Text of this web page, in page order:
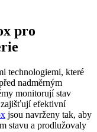
pro
technologiemi, které
nadměrným
monitorují stav
efektivní
jsou navrženy tak, aby
stavu a prodlužovaly